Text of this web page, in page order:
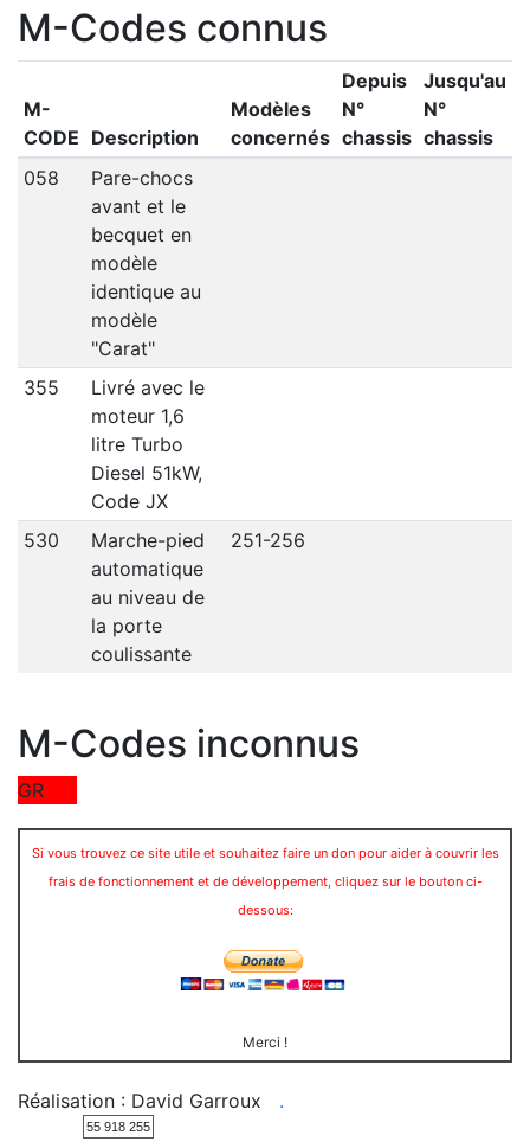
M-Codes connus
M-
CODE Description
Modèles
concernés
Depuis
N°
chassis
Jusqu'au
N°
chassis
058
Pare-chocs
avant et le
becquet en
modèle
identique au
modèle
"Carat"
355
Livré avec le
moteur 1,6
litre Turbo
Diesel 51kW,
Code JX
530
Marche-pied
automatique
au niveau de
la porte
coulissante
251-256
M-Codes inconnus
GR
Si vous trouvez ce site utile et souhaitez faire un don pour aider à couvrir les
frais de fonctionnement et de développement, cliquez sur le bouton ci-
dessous:
Merci !
Réalisation : David Garroux .
55 918 255